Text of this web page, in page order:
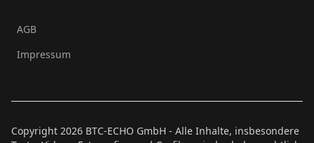
AGB
Impressum
Copyright 2026 BTC-ECHO GmbH - Alle Inhalte, insbesondere